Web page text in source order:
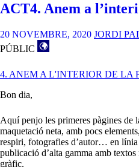
ACT4. Anem a
20 NOVEMBRE, 2020 JORDI
PÚBLIC
4. ANEM A L'INTERIOR DE LA
Bon dia,
Aquí penjo les primeres pàgines de
maquetació neta, amb pocs
respiri, fotografies d’autor… en
publicació d’alta gamma amb
gràfic.